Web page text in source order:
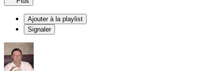
Ajouter à la playlist
Signaler